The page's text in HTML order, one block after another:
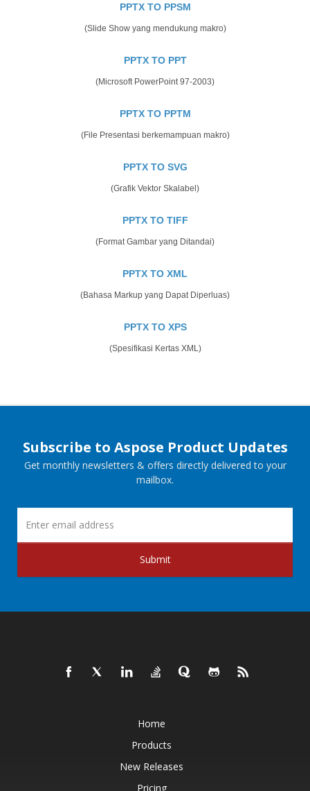
PPTX TO PPSM
(Slide Show yang mendukung makro)
PPTX TO PPT
(Microsoft PowerPoint 97-2003)
PPTX TO PPTM
(File Presentasi berkemampuan makro)
PPTX TO SVG
(Grafik Vektor Skalabel)
PPTX TO TIFF
(Format Gambar yang Ditandai)
PPTX TO XML
(Bahasa Markup yang Dapat Diperluas)
PPTX TO XPS
(Spesifikasi Kertas XML)
Subscribe to Aspose Product Updates
Get monthly newsletters & offers directly delivered to your
mailbox.
Submit
Home
Products
New Releases
Pricing